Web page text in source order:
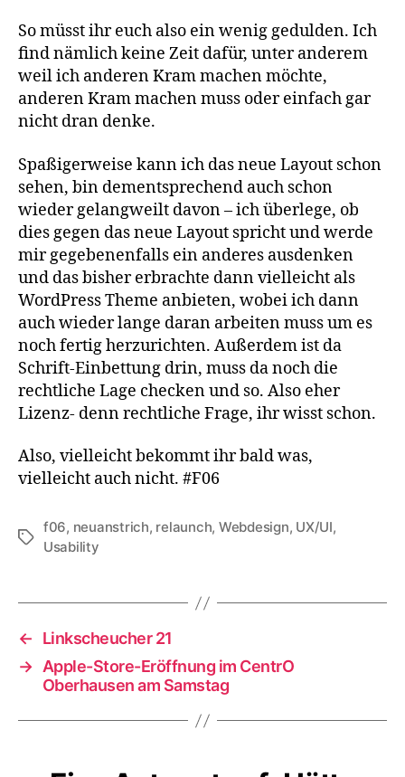
So müsst ihr euch also ein wenig gedulden. Ich
find nämlich keine Zeit dafür, unter anderem
weil ich anderen Kram machen möchte,
anderen Kram machen muss oder einfach gar
nicht dran denke.
Spaßigerweise kann ich das neue Layout schon
sehen, bin dementsprechend auch schon
wieder gelangweilt davon – ich überlege, ob
dies gegen das neue Layout spricht und werde
mir gegebenenfalls ein anderes ausdenken
und das bisher erbrachte dann vielleicht als
WordPress Theme anbieten, wobei ich dann
auch wieder lange daran arbeiten muss um es
noch fertig herzurichten. Außerdem ist da
Schrift-Einbettung drin, muss da noch die
rechtliche Lage checken und so. Also eher
Lizenz- denn rechtliche Frage, ihr wisst schon.
Also, vielleicht bekommt ihr bald was,
vielleicht auch nicht. #F06
Schlagwörter
f06, neuanstrich, relaunch, Webdesign, UX/UI,
Usability
←
Linkscheucher 21
→ Apple-Store-Eröffnung im CentrO
Oberhausen am Samstag